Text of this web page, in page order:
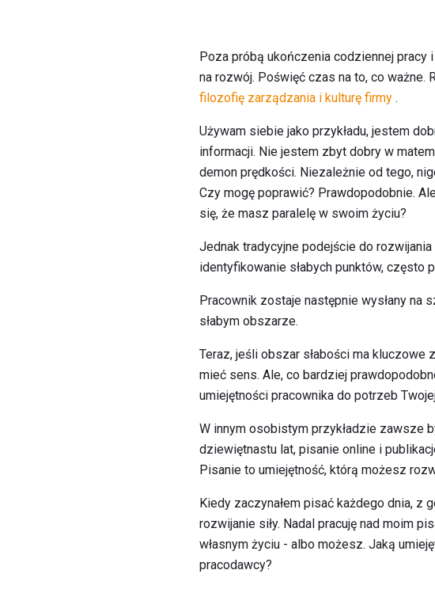
Poza próbą ukończenia codziennej pracy i
na rozwój. Poświęć czas na to, co ważne.
filozofię zarządzania i kulturę firmy .
Używam siebie jako przykładu, jestem
informacji. Nie jestem zbyt dobry w
demon prędkości. Niezależnie od tego,
Czy mogę poprawić? Prawdopodobnie.
się, że masz paralelę w swoim życiu?
Jednak tradycyjne podejście do
identyfikowanie słabych punktów, często
Pracownik zostaje następnie wysłany
słabym obszarze.
Teraz, jeśli obszar słabości ma
mieć sens. Ale, co bardziej
umiejętności pracownika do potrzeb
W innym osobistym przykładzie zawsze
dziewiętnastu lat, pisanie online i
Pisanie to umiejętność, którą możesz
Kiedy zaczynałem pisać każdego dnia, z
rozwijanie siły. Nadal pracuję nad moim
własnym życiu - albo możesz. Jaką
pracodawcy?